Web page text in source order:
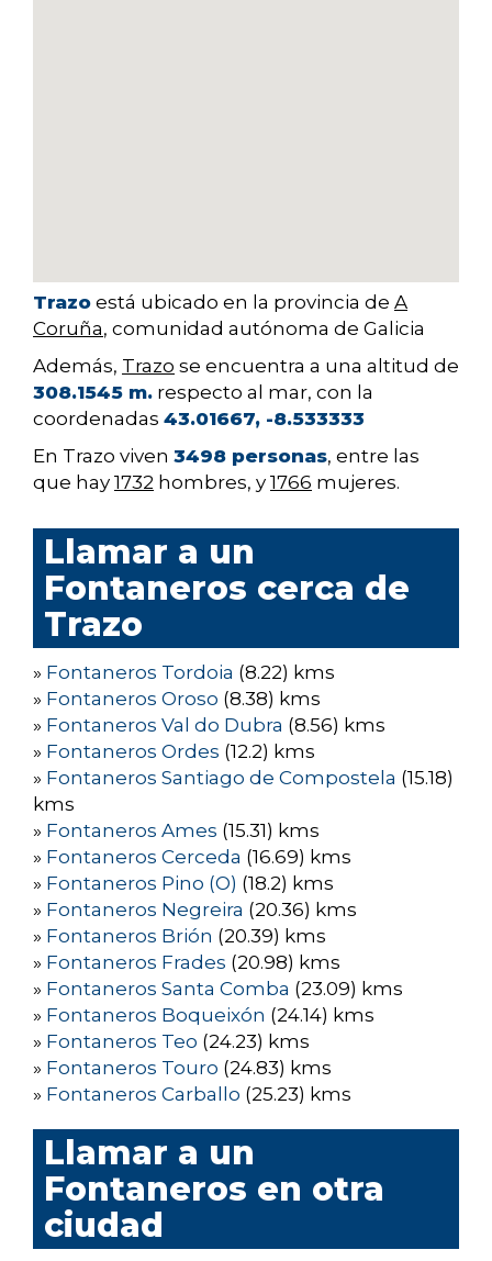
Trazo está ubicado en la provincia de A
Coruña, comunidad autónoma de Galicia
Además, Trazo se encuentra a una altitud de
308.1545 m. respecto al mar, con la
coordenadas 43.01667, -8.533333
En Trazo viven 3498 personas, entre las
que hay 1732 hombres, y 1766 mujeres.
Llamar a un
Fontaneros cerca de
Trazo
» Fontaneros Tordoia (8.22) kms
» Fontaneros Oroso (8.38) kms
» Fontaneros Val do Dubra (8.56) kms
» Fontaneros Ordes (12.2) kms
» Fontaneros Santiago de Compostela (15.18)
kms
» Fontaneros Ames (15.31) kms
» Fontaneros Cerceda (16.69) kms
» Fontaneros Pino (O) (18.2) kms
» Fontaneros Negreira (20.36) kms
» Fontaneros Brión (20.39) kms
» Fontaneros Frades (20.98) kms
» Fontaneros Santa Comba (23.09) kms
» Fontaneros Boqueixón (24.14) kms
» Fontaneros Teo (24.23) kms
» Fontaneros Touro (24.83) kms
» Fontaneros Carballo (25.23) kms
Llamar a un
Fontaneros en otra
ciudad